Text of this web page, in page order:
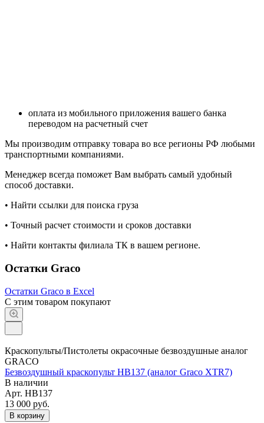
оплата из мобильного приложения вашего банка
переводом на расчетный счет
Мы производим отправку товара во все регионы РФ любыми
транспортными компаниями.
Менеджер всегда поможет Вам выбрать самый удобный
способ доставки.
• Найти ссылки для поиска груза
• Точный расчет стоимости и сроков доставки
• Найти контакты филиала ТК в вашем регионе.
Остатки Graco
Остатки Graco в Excel
С этим товаром покупают
Краскопульты/Пистолеты окрасочные безвоздушные аналог
GRACO
Безвоздушный краскопульт HB137 (аналог Graco XTR7)
В наличии
Арт. HB137
13 000 руб.
В корзину